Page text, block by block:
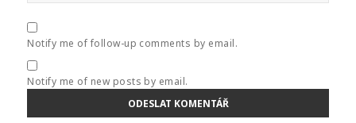
Notify me of follow-up comments by email.
Notify me of new posts by email.